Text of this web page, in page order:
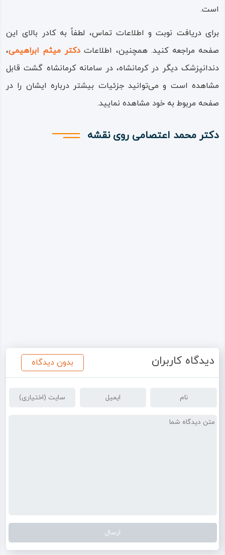
است​.
برای دریافت نوبت و اطلاعات تماس، لطفاً به کادر بالای این
صفحه مراجعه کنید. همچنین، اطلاعاتدکتر میثم ابراهیمی،
دندانپزشک دیگر در کرمانشاه، در سامانه کرمانشاه گشت قابل
مشاهده است و می‌توانید جزئیات بیشتر درباره ایشان را در
صفحه مربوط به خود مشاهده نمایید.
دکتر محمد اعتصامی روی نقشه
دیدگاه کاربران بدون دیدگاه